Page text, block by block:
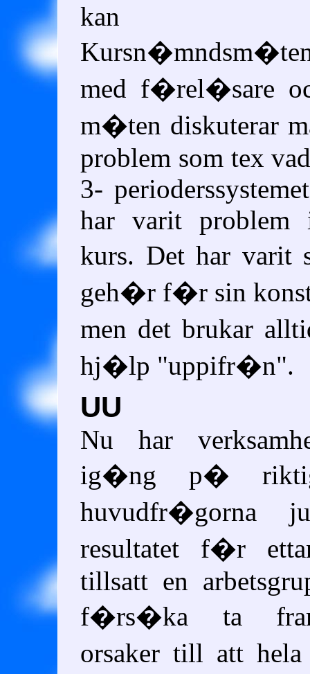
kan
med f�rel�sare
m�ten diskuterar
problem som tex
3-
har varit problem
kurs. Det har
geh�r f�r sin
men det brukar
hj�lp "uppifr�n".
UU
Nu har
ig�ng p�
resultatet f�r
tillsatt en
f�rs�ka ta
orsaker till att